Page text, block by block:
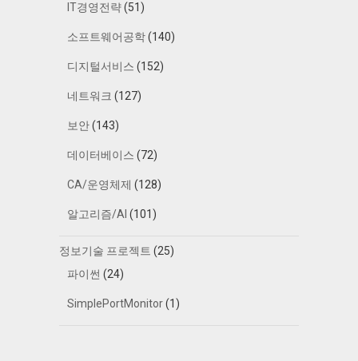
IT경영전략(51)
소프트웨어공학(140)
디지털서비스 (152)
네트워크 (127)
보안(143)
데이터베이스 (72)
CA/운영체제 (128)
알고리즘/AI (101)
정보기술 프로젝트 (25)
파이썬 (24)
SimplePortMonitor(1)